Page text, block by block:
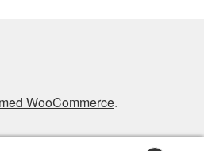
WooCommerce.